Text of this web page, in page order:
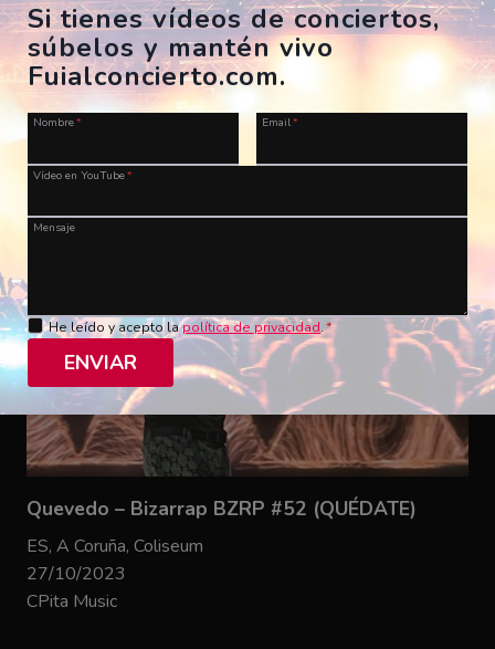
Bizarrap – SHAKIRA BZRP #53
ES, A Coruña, Morriña Festival
28/07/2023
CPita Music
Quevedo – Bizarrap BZRP #52 (QUÉDATE)
ES, A Coruña, Coliseum
27/10/2023
CPita Music
Si tienes vídeos de conciertos,
súbelos y mantén vivo
Fuialconcierto.com.
Nombre* Email*
Vídeo en YouTube*
Mensaje
He leído y acepto lapolítica de privacidad.*
ENVIAR